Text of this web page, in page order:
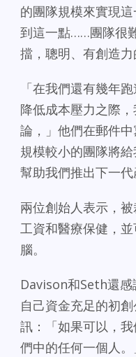
的團隊規模來實現
到這一點……團隊很
擋，聰明、有創造力
「在我們還有幾年
降低成本壓力之際
論，」他們在郵件
規模較小的團隊將
幫助我們推出下一代
兩位創始人表示，
工資和醫療保健，
腦。
Davison和Seth還
自己資金充足的初
訊：「如果可以，
們中的任何一個人。